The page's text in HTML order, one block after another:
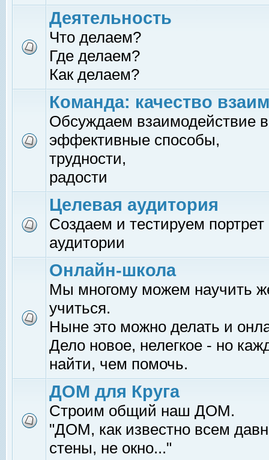
Деятельность
Что делаем?
Где делаем?
Как делаем?
Команда: качество
Обсуждаем взаимодействие
эффективные способы,
трудности,
радости
Целевая аудитория
Создаем и тестируем
аудитории
Онлайн-школа
Мы многому можем научить
учиться.
Ныне это можно делать и
Дело новое, нелегкое - но
найти, чем помочь.
ДОМ для Круга
Строим общий наш ДОМ.
"ДОМ, как известно всем
стены, не окно..."